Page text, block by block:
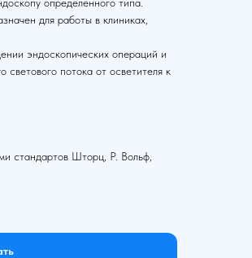
для работы в клиниках,
эндоскопических операций и
светового потока от осветителя к
стандартов Шторц, Р. Вольф,